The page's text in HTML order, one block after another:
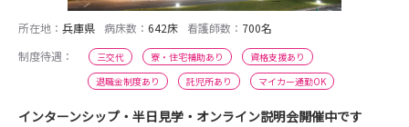
所在地： 兵庫県 病床数： 642床 看護師数： 700名
制度待遇：
三交代 寮・住宅補助あり
資格支援あり
退職金制度あり
託児所あり マイカー通勤OK
インターンシップ・半日見学・オンライン説明会開催中です